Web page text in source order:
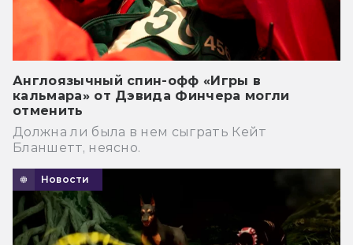
Англоязычный спин-офф «Игры в
кальмара» от Дэвида Финчера могли
отменить
Должна ли была в нем сыграть Кейт
Бланшетт, неясно.
Новости